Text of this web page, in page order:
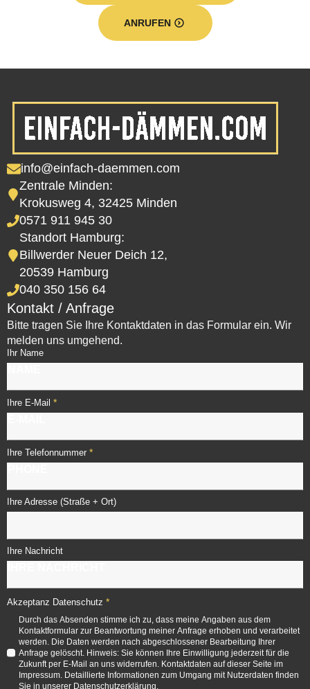
ANRUFEN
info@einfach-daemmen.com
Zentrale Minden:
Krokusweg 4, 32425 Minden
0571 911 945 30
Standort Hamburg:
Billwerder Neuer Deich 12,
20539 Hamburg
040 350 156 64
Kontakt / Anfrage
Bitte tragen Sie Ihre Kontaktdaten in das Formular ein. Wir
melden uns umgehend.
Ihr Name
Ihre E-Mail *
Ihre Telefonnummer *
Ihre Adresse (Straße + Ort)
Ihre Nachricht
Akzeptanz Datenschutz *
Durch das Absenden stimme ich zu, dass meine Angaben aus dem
Kontaktformular zur Beantwortung meiner Anfrage erhoben und verarbeitet
werden. Die Daten werden nach abgeschlossener Bearbeitung Ihrer
Anfrage gelöscht. Hinweis: Sie können Ihre Einwilligung jederzeit für die
Zukunft per E-Mail an uns widerrufen. Kontaktdaten auf dieser Seite im
Impressum. Detaillierte Informationen zum Umgang mit Nutzerdaten finden
Sie in unserer Datenschutzerklärung.